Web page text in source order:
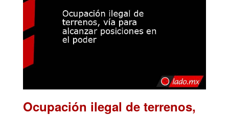
Ocupación ilegal de terrenos,